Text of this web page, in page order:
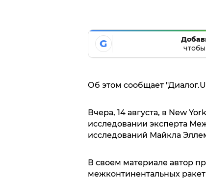
G
Об этом сообщает
Вчера, 14 августа, в New
исследовании эксперта
исследований Майкла
В своем материале автор
межконтинентальных